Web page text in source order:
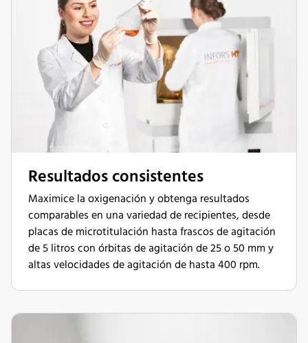
Resultados consistentes
Maximice la oxigenación y obtenga resultados
comparables en una variedad de recipientes, desde
placas de microtitulación hasta frascos de agitación
de 5 litros con órbitas de agitación de 25 o 50 mm y
altas velocidades de agitación de hasta 400 rpm.